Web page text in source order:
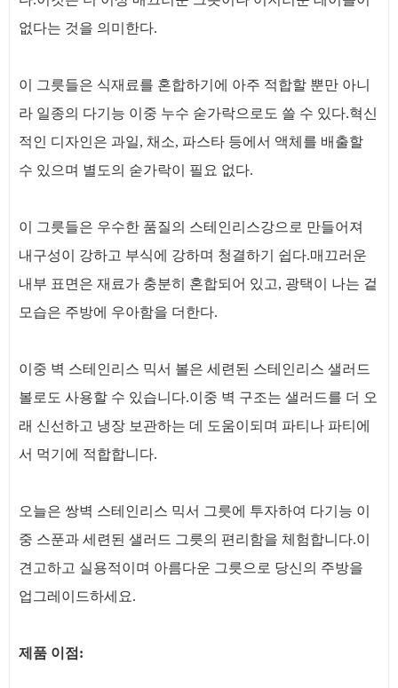
없다는 것을 의미한다.
이 그릇들은 식재료를 혼합하기에 아주 적합할 뿐만 아니
라 일종의 다기능 이중 누수 숟가락으로도 쓸 수 있다.혁신
적인 디자인은 과일, 채소, 파스타 등에서 액체를 배출할
수 있으며 별도의 숟가락이 필요 없다.
이 그릇들은 우수한 품질의 스테인리스강으로 만들어져
내구성이 강하고 부식에 강하며 청결하기 쉽다.매끄러운
내부 표면은 재료가 충분히 혼합되어 있고, 광택이 나는 겉
모습은 주방에 우아함을 더한다.
이중 벽 스테인리스 믹서 볼은 세련된 스테인리스 샐러드
볼로도 사용할 수 있습니다.이중 벽 구조는 샐러드를 더 오
래 신선하고 냉장 보관하는 데 도움이되며 파티나 파티에
서 먹기에 적합합니다.
오늘은 쌍벽 스테인리스 믹서 그릇에 투자하여 다기능 이
중 스푼과 세련된 샐러드 그릇의 편리함을 체험합니다.이
견고하고 실용적이며 아름다운 그릇으로 당신의 주방을
업그레이드하세요.
제품 이점: